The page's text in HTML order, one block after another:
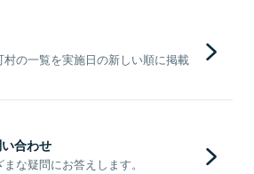
の一覧を実施日の新しい順に掲載
合わせ
な疑問にお答えします。